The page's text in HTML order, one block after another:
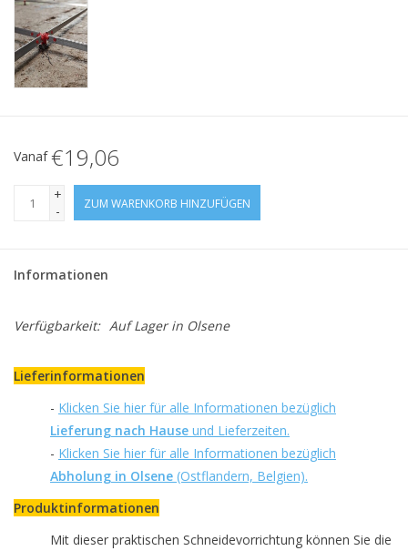
Vanaf€19,06
+
-
ZUM WARENKORB HINZUFÜGEN
Informationen
Verfügbarkeit: Auf Lagerin Olsene
Lieferinformationen
- Klicken Sie hier für alle Informationen bezüglich
Lieferung nach Hause und Lieferzeiten.
- Klicken Sie hier für alle Informationen bezüglich
Abholung in Olsene (Ostflandern, Belgien).
Produktinformationen
Mit dieser praktischen Schneidevorrichtung können Sie die